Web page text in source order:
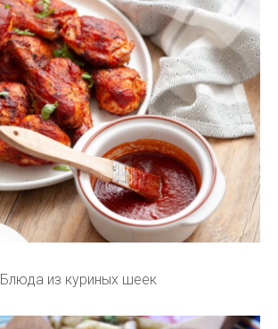
Блюда из куриных шеек